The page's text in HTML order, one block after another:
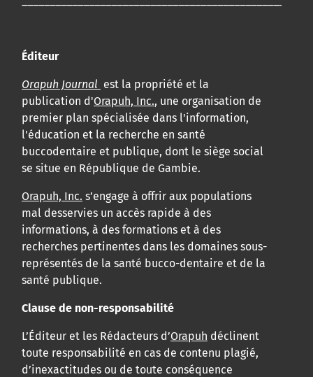
Éditeur
Orapuh Journal est la propriété et la
publication d'Orapuh, Inc., une organisation de
premier plan spécialisée dans l'information,
l'éducation et la recherche en santé
buccodentaire et publique, dont le siège social
se situe en République de Gambie.
Orapuh, Inc. s’engage à offrir aux populations
mal desservies un accès rapide à des
informations, à des formations et à des
recherches pertinentes dans les domaines sous-
représentés de la santé bucco-dentaire et de la
santé publique.
Clause de non-responsabilité
L’Éditeur et les Rédacteurs d’Orapuh déclinent
toute responsabilité en cas de contenu plagié,
d’inexactitudes ou de toute conséquence